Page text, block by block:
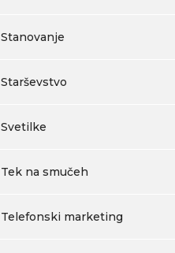
Stanovanje
Starševstvo
Svetilke
Tek na smučeh
Telefonski marketing